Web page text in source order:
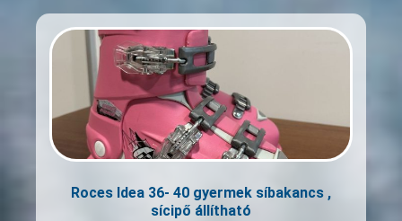
Roces Idea 36- 40 gyermek síbakancs ,
sícipő állítható